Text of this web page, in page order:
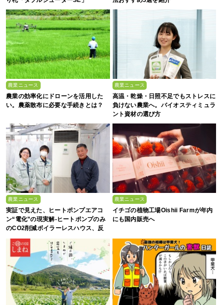
農業ニュース
農業の効率化にドローンを活用した
い。農薬散布に必要な手続きとは？
農業ニュース
高温・乾燥・日照不足でもストレスに
負けない農業へ。バイオスティミュラ
ント資材の選び方
農業ニュース
実証で見えた、ヒートポンプエアコ
ン“電化”の現実解-ヒートポンプのみ
のCO2削減ボイラーレスハウス、反
農業ニュース
イチゴの植物工場Oishii Farmが年内
にも国内販売へ